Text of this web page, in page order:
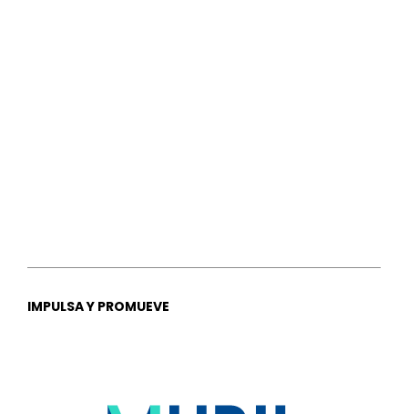
IMPULSA Y PROMUEVE